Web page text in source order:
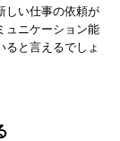
しい仕事の依頼が
ュニケーション能
と言えるでしょ